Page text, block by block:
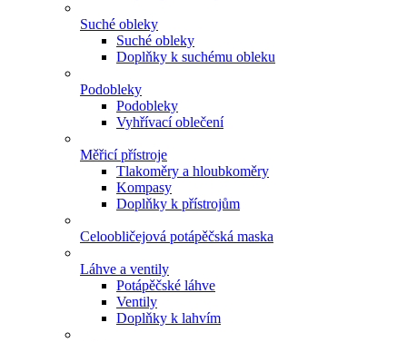
Suché obleky
Suché obleky
Doplňky k suchému obleku
Podobleky
Podobleky
Vyhřívací oblečení
Měřicí přístroje
Tlakoměry a hloubkoměry
Kompasy
Doplňky k přístrojům
Celoobličejová potápěčská maska
Láhve a ventily
Potápěčské láhve
Ventily
Doplňky k lahvím